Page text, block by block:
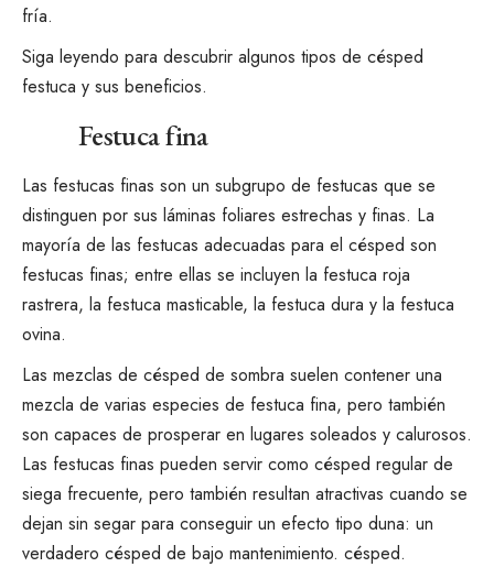
fría.
Siga leyendo para descubrir algunos tipos de césped
festuca y sus beneficios.
Festuca fina
Las festucas finas son un subgrupo de festucas que se
distinguen por sus láminas foliares estrechas y finas. La
mayoría de las festucas adecuadas para el césped son
festucas finas; entre ellas se incluyen la festuca roja
rastrera, la festuca masticable, la festuca dura y la festuca
ovina.
Las mezclas de césped de sombra suelen contener una
mezcla de varias especies de festuca fina, pero también
son capaces de prosperar en lugares soleados y calurosos.
Las festucas finas pueden servir como césped regular de
siega frecuente, pero también resultan atractivas cuando se
dejan sin segar para conseguir un efecto tipo duna: un
verdadero césped de bajo mantenimiento. césped.